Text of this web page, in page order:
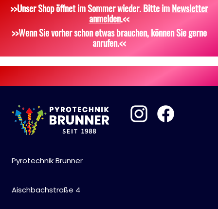
Dekoration, Knicklichter
Zubehör
Attrappen
>>Unser Shop öffnet im Sommer wieder. Bitte imNewsletter
anmelden.<<
>>Wenn Sie vorher schon etwas brauchen, können Sie gerne
anrufen.<<
Pyrotechnik Brunner
Aischbachstraße 4